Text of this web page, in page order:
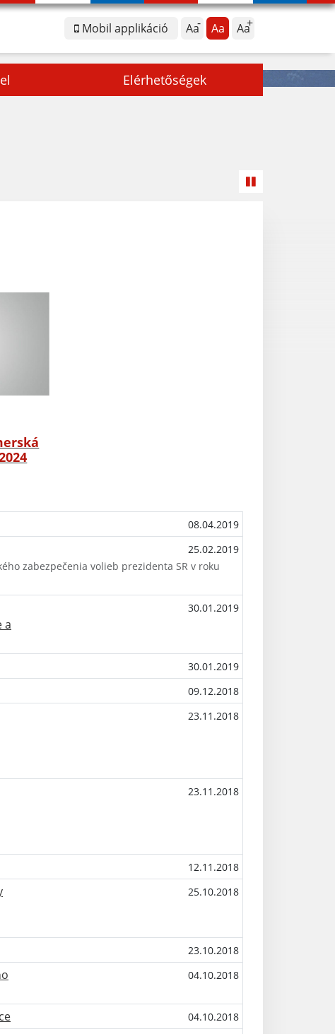
Mobil applikáció Aa Aa Aa
Elérhetőségek
08.04.2019
25.02.2019
zabezpečenia volieb prezidenta SR v roku
a
30.01.2019
30.01.2019
09.12.2018
23.11.2018
23.11.2018
12.11.2018
25.10.2018
23.10.2018
04.10.2018
04.10.2018